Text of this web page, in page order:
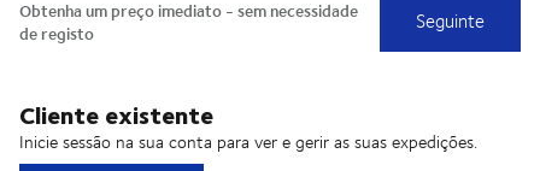
Cliente existente
Inicie sessão na sua conta para ver e gerir as suas expedições.